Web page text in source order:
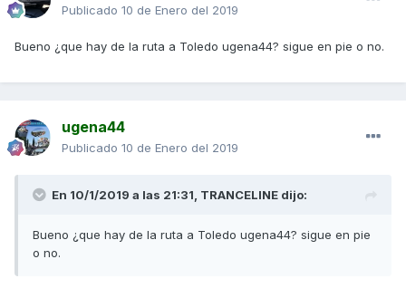
Publicado 10 de Enero del 2019
Bueno ¿que hay de la ruta a Toledo ugena44? sigue en pie o no.
ugena44
Publicado 10 de Enero del 2019
En 10/1/2019 a las 21:31, TRANCELINE dijo:
Bueno ¿que hay de la ruta a Toledo ugena44? sigue en pie
o no.